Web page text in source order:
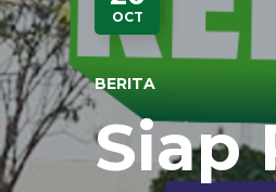
OCT
BERITA
Siap